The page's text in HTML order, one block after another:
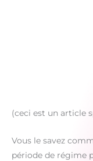
(ceci est un article
Vous le savez
période de régime